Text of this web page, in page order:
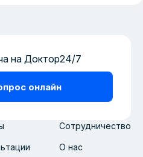
Сотрудничество
О нас
на Доктор24/7
онлайн